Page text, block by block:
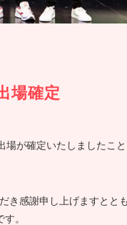
場確定
場が確定いたしましたこ
き感謝申し上げますとと
。